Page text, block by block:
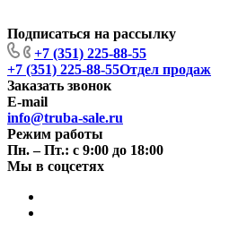
Подписаться на рассылку
+7 (351) 225-88-55
+7 (351) 225-88-55Отдел продаж
Заказать звонок
E-mail
info@truba-sale.ru
Режим работы
Пн. – Пт.: с 9:00 до 18:00
Мы в соцсетях